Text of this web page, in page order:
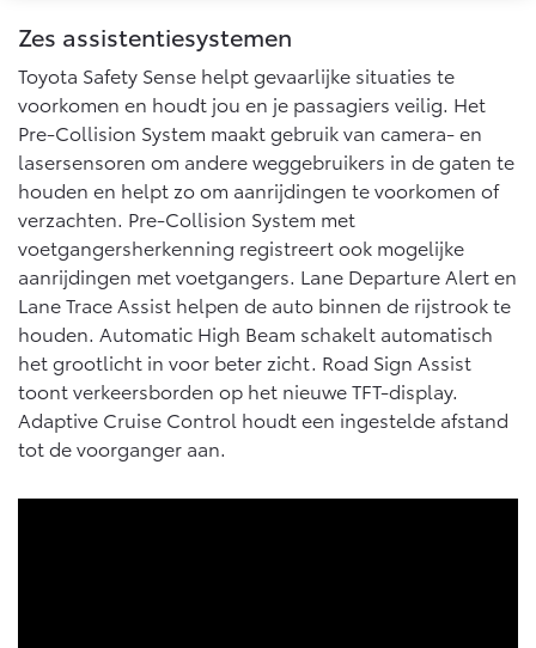
Zes assistentiesystemen
Toyota Safety Sense helpt gevaarlijke situaties te
voorkomen en houdt jou en je passagiers veilig. Het
Pre-Collision System maakt gebruik van camera- en
lasersensoren om andere weggebruikers in de gaten te
houden en helpt zo om aanrijdingen te voorkomen of
verzachten. Pre-Collision System met
voetgangersherkenning registreert ook mogelijke
aanrijdingen met voetgangers. Lane Departure Alert en
Lane Trace Assist helpen de auto binnen de rijstrook te
houden. Automatic High Beam schakelt automatisch
het grootlicht in voor beter zicht. Road Sign Assist
toont verkeersborden op het nieuwe TFT-display.
Adaptive Cruise Control houdt een ingestelde afstand
tot de voorganger aan.